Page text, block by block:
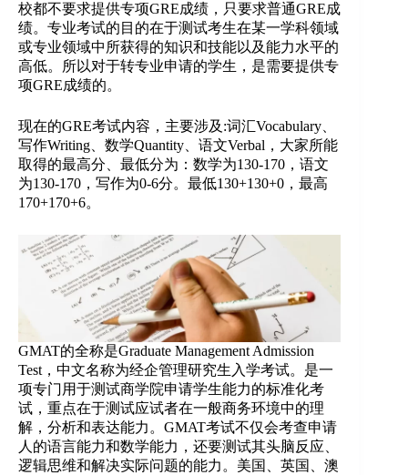
校都不要求提供专项GRE成绩，只要求普通GRE成
绩。专业考试的目的在于测试考生在某一学科领域
或专业领域中所获得的知识和技能以及能力水平的
高低。所以对于转专业申请的学生，是需要提供专
项GRE成绩的。
现在的GRE考试内容，主要涉及:词汇Vocabulary、
写作Writing、数学Quantity、语文Verbal，大家所能
取得的最高分、最低分为：数学为130-170，语文
为130-170，写作为0-6分。最低130+130+0，最高
170+170+6。
GMAT的全称是Graduate Management Admission
Test，中文名称为经企管理研究生入学考试。是一
项专门用于测试商学院申请学生能力的标准化考
试，重点在于测试应试者在一般商务环境中的理
解，分析和表达能力。GMAT考试不仅会考查申请
人的语言能力和数学能力，还要测试其头脑反应、
逻辑思维和解决实际问题的能力。美国、英国、澳